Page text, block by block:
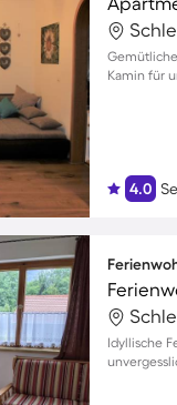
Kamin für
4.0
Idyllische